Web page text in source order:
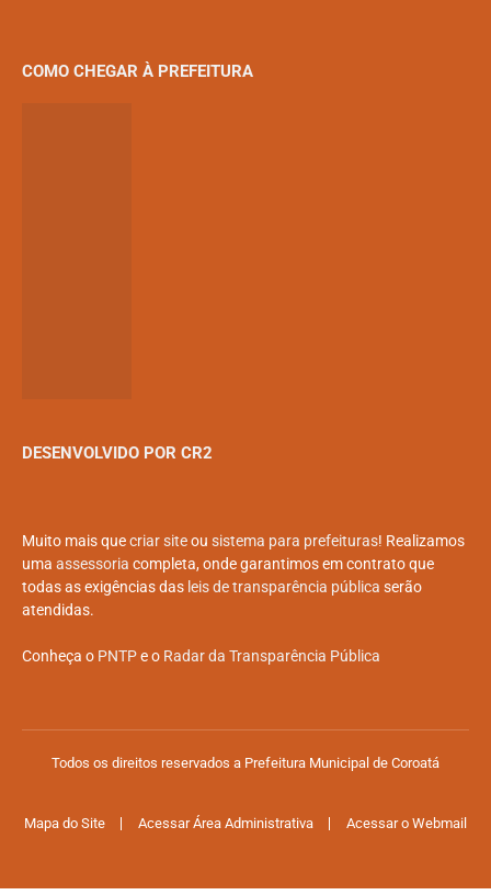
COMO CHEGAR À PREFEITURA
DESENVOLVIDO POR CR2
Muito mais quecriar siteou sistema para prefeituras! Realizamos
uma assessoria completa, onde garantimos em contrato que
todas as exigências das leis de transparência pública serão
atendidas.
Conheça o PNTPe o Radar da Transparência Pública
Todos os direitos reservados a Prefeitura Municipal de Coroatá
Mapa do Site Acessar Área Administrativa Acessar o Webmail